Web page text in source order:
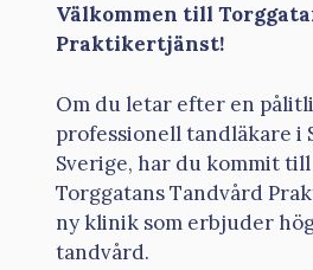
Välkommen till
Praktikertjänst!
Om du letar efter en
professionell tandläkare i
Sverige, har du kommit
Torggatans Tandvård
ny klinik som erbjuder
tandvård.